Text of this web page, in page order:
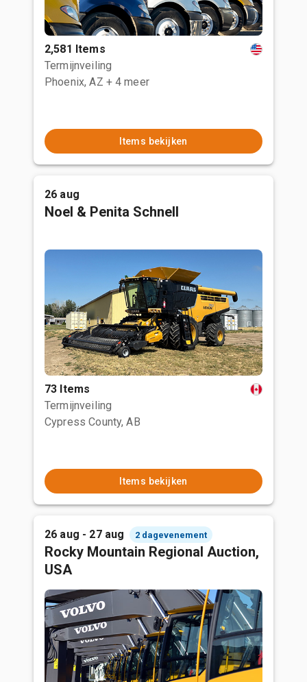
2,581 Items
Termijnveiling
Phoenix, AZ + 4 meer
Items bekijken
26 aug
Noel & Penita Schnell
73 Items
Termijnveiling
Cypress County, AB
Items bekijken
26 aug - 27 aug 2 dagevenement
Rocky Mountain Regional Auction,
USA